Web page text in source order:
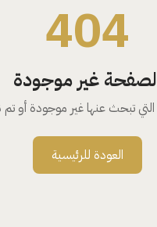
404
غير موجودة
تبحث عنها غير موجودة أو تم
العودة للرئيسية